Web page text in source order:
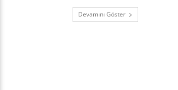
Devamını Göster